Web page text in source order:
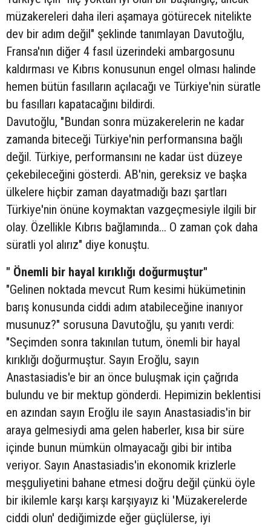
müzakereleri daha ileri aşamaya götürecek nitelikte
dev bir adım değil" şeklinde tanımlayan Davutoğlu,
Fransa'nın diğer 4 fasıl üzerindeki ambargosunu
kaldırması ve Kıbrıs konusunun engel olması halinde
hemen bütün fasılların açılacağı ve Türkiye'nin süratle
bu fasılları kapatacağını bildirdi.
Davutoğlu, "Bundan sonra müzakerelerin ne kadar
zamanda biteceği Türkiye'nin performansına bağlı
değil. Türkiye, performansını ne kadar üst düzeye
çekebileceğini gösterdi. AB'nin, gereksiz ve başka
ülkelere hiçbir zaman dayatmadığı bazı şartları
Türkiye'nin önüne koymaktan vazgeçmesiyle ilgili bir
olay. Özellikle Kıbrıs bağlamında... O zaman çok daha
süratli yol alırız" diye konuştu.
" Önemli bir hayal kırıklığı doğurmuştur"
"Gelinen noktada mevcut Rum kesimi hükümetinin
barış konusunda ciddi adım atabileceğine inanıyor
musunuz?" sorusuna Davutoğlu, şu yanıtı verdi:
"Seçimden sonra takınılan tutum, önemli bir hayal
kırıklığı doğurmuştur. Sayın Eroğlu, sayın
Anastasiadis'e bir an önce buluşmak için çağrıda
bulundu ve bir mektup gönderdi. Hepimizin beklentisi
en azından sayın Eroğlu ile sayın Anastasiadis'in bir
araya gelmesiydi ama gelen haberler, kısa bir süre
içinde bunun mümkün olmayacağı gibi bir intiba
veriyor. Sayın Anastasiadis'in ekonomik krizlerle
meşguliyetini bahane etmesi doğru değil çünkü öyle
bir ikilemle karşı karşı karşıyayız ki 'Müzakerelerde
ciddi olun' dediğimizde eğer güçlülerse, iyi